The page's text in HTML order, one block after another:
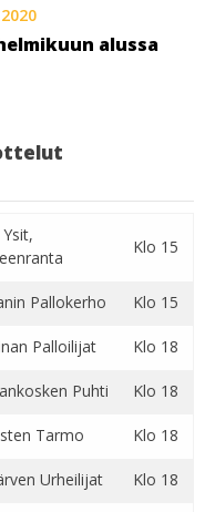
alussa
Klo 15
Pallokerho Klo 15
Palloilijat Klo 18
Puhti Klo 18
Tarmo Klo 18
Urheilijat Klo 18